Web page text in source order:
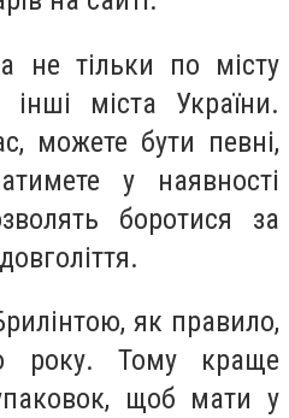
не тільки по місту
міста України.
можете бути певні,
у наявності
боротися за
як правило,
року. Тому краще
щоб мати у